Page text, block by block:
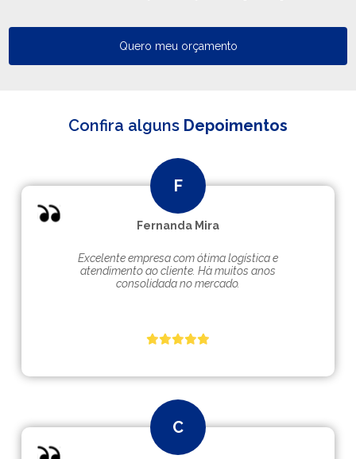
Quero meu orçamento
Confira alguns Depoimentos
Fernanda Mira
Excelente empresa com ótima logística e
atendimento ao cliente. Hà muitos anos
consolidada no mercado.